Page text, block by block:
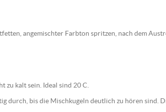
angemischter Farbton spritzen, nach dem
zu kalt sein. Ideal sind 20 C.
durch, bis die Mischkugeln deutlich zu hören sind.